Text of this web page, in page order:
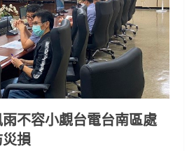
雨不容小覷台電台南區處
損